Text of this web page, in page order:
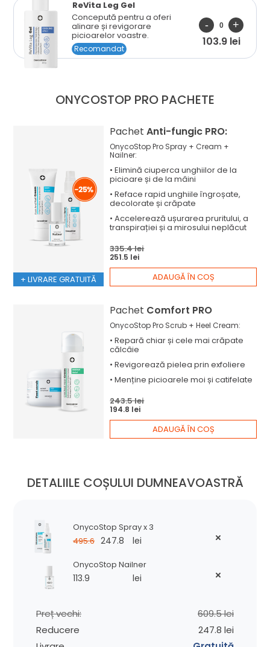
ReVita Leg Gel
Concepută pentru a oferi
alinare și revigorare
picioarelor voastre.
Recomandat
103.9 lei
ONYCOSTOP PRO PACHETE
+ LIVRARE GRATUITĂ
PachetAnti-fungic PRO:
OnycoStop Pro Spray + Cream +
Nailner:
•Eliminăciuperca unghiilor de la
picioare și de la mâini
•Refacerapid unghiile îngroșate,
decolorate și crăpate
•Accelereazăușurarea pruritului, a
transpirației și a mirosului neplăcut
335.4 lei
251.5 lei
ADAUGĂ ÎN COȘ
Pachet Comfort PRO
OnycoStop Pro Scrub + Heel Cream:
•Reparăchiar și cele mai crăpate
călcâie
•Revigoreazăpielea prin exfoliere
•Menținepicioarele moi și catifelate
243.5 lei
194.8 lei
ADAUGĂ ÎN COȘ
DETALIILE COȘULUI DUMNEAVOASTRĂ
OnycoStop Spray x 3
495.6 247.8 lei
OnycoStop Nailner
113.9 lei
Preț vechi:
609.5 lei
Reducere
247.8 lei